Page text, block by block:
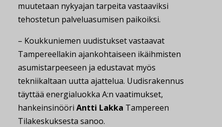
muutetaan nykyajan tarpeita vastaaviksi
tehostetun palveluasumisen paikoiksi.
– Koukkuniemen uudistukset vastaavat
Tampereellakin ajankohtaiseen ikäihmisten
asumistarpeeseen ja edustavat myös
tekniikaltaan uutta ajattelua. Uudisrakennus
täyttää energialuokka A:n vaatimukset,
hankeinsinööri Antti Lakka Tampereen
Tilakeskuksesta sanoo.